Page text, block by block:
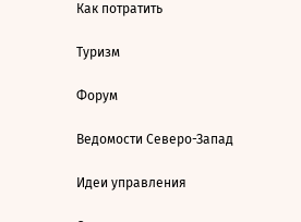
Как потратить
Туризм
Форум
Ведомости Северо-Запад
Идеи управления